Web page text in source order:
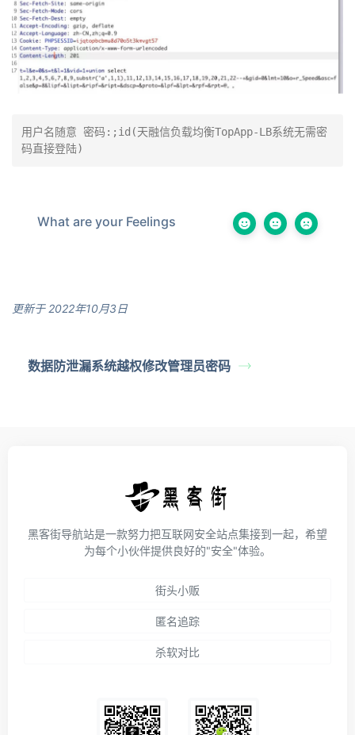
用户名随意 密码:;id(天融信负载均衡TopApp-LB系统无需密
码直接登陆)
What are your Feelings
更新于 2022年10月3日
数据防泄漏系统越权修改管理员密码
黑客街导航站是一款努力把互联网安全站点集接到一起，希望
为每个小伙伴提供良好的"安全"体验。
街头小贩
匿名追踪
杀软对比